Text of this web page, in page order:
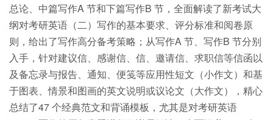
总论、中篇写作A 节和下篇写作B 节，全面解读了新考试大
纲对考研英语（二）写作的基本要求、评分标准和阅卷原
则，给出了写作高分备考策略；从写作A 节、写作B 节分别
入手，针对建议信、感谢信、信、邀请信、求职信等信函以
及备忘录与报告、通知、便笺等应用性短文（小作文）和基
于图表、情景和图画的英文说明或议论文（大作文），精心
总结了47 个经典范文和背诵模板，尤其是对考研英语